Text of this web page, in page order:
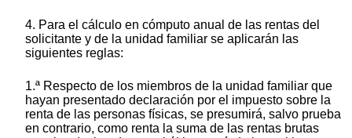
4. Para el cálculo en cómputo anual de las rentas del
solicitante y de la unidad familiar se aplicarán las
siguientes reglas:
1.ª Respecto de los miembros de la unidad familiar que
hayan presentado declaración por el impuesto sobre la
renta de las personas físicas, se presumirá, salvo prueba
en contrario, como renta la suma de las rentas brutas